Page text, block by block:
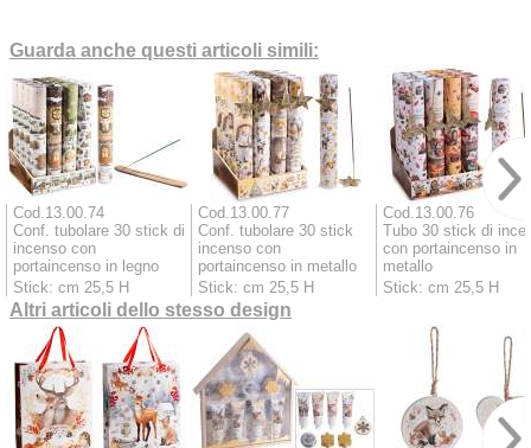
Guarda anche questi articoli simili:
Cod.13.00.74
Conf. tubolare 30 stick di
incenso con
portaincenso in legno
Stick: cm 25,5 H
Cod.13.00.77
Conf. tubolare 30 stick
incenso con
portaincenso in metallo
Stick: cm 25,5 H
Cod.13.00.76
Tubo 30 stick di
con portaincenso in
metallo
Stick: cm 25,5 H
Altri articoli dello stesso design